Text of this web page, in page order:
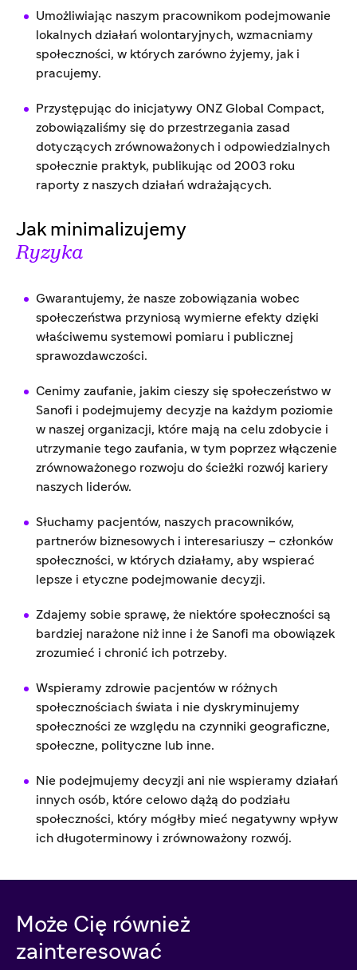
Umożliwiając naszym pracownikom podejmowanie
lokalnych działań wolontaryjnych, wzmacniamy
społeczności, w których zarówno żyjemy, jak i
pracujemy.
Przystępując do inicjatywy ONZ Global Compact,
zobowiązaliśmy się do przestrzegania zasad
dotyczących zrównoważonych i odpowiedzialnych
społecznie praktyk, publikując od 2003 roku
raporty z naszych działań wdrażających.
Jak minimalizujemy
Ryzyka
Gwarantujemy, że nasze zobowiązania wobec
społeczeństwa przyniosą wymierne efekty dzięki
właściwemu systemowi pomiaru i publicznej
sprawozdawczości.
Cenimy zaufanie, jakim cieszy się społeczeństwo w
Sanofi i podejmujemy decyzje na każdym poziomie
w naszej organizacji, które mają na celu zdobycie i
utrzymanie tego zaufania, w tym poprzez włączenie
zrównoważonego rozwoju do ścieżki rozwój kariery
naszych liderów.
Słuchamy pacjentów, naszych pracowników,
partnerów biznesowych i interesariuszy – członków
społeczności, w których działamy, aby wspierać
lepsze i etyczne podejmowanie decyzji.
Zdajemy sobie sprawę, że niektóre społeczności są
bardziej narażone niż inne i że Sanofi ma obowiązek
zrozumieć i chronić ich potrzeby.
Wspieramy zdrowie pacjentów w różnych
społecznościach świata i nie dyskryminujemy
społeczności ze względu na czynniki geograficzne,
społeczne, polityczne lub inne.
Nie podejmujemy decyzji ani nie wspieramy działań
innych osób, które celowo dążą do podziału
społeczności, który mógłby mieć negatywny wpływ
ich długoterminowy i zrównoważony rozwój.
Może Cię również
zainteresować